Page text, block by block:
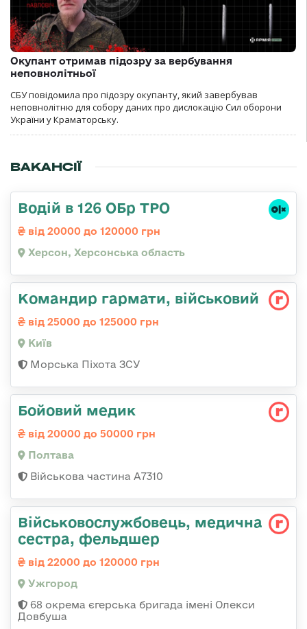
Окупант отримав підозру за вербування
неповнолітньої
СБУ повідомила про підозру окупанту, який завербував
неповнолітню для собору даних про дислокацію Сил оборони
України у Краматорську.
ВАКАНСІЇ
Водій в 126 ОБр ТРО
від 20000 до 120000 грн
Херсон, Херсонська область
Командиp гаpмати, військовий
від 25000 до 125000 грн
Київ
Морська Піхота ЗСУ
Бойовий медик
від 20000 до 50000 грн
Полтава
Військова частина А7310
Військовослужбовець, медична
сестра, фельдшер
від 22000 до 120000 грн
Ужгород
68 окрема єгерська бригада імені Олекси
Довбуша